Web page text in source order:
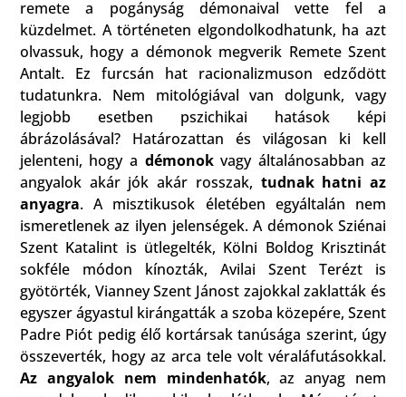
remete a pogányság démonaival vette fel a
küzdelmet. A történeten elgondolkodhatunk, ha azt
olvassuk, hogy a démonok megverik Remete Szent
Antalt. Ez furcsán hat racionalizmuson edződött
tudatunkra. Nem mitológiával van dolgunk, vagy
legjobb esetben pszichikai hatások képi
ábrázolásával? Határozattan és világosan ki kell
jelenteni, hogy a démonokvagy általánosabban az
angyalok akár jók akár rosszak, tudnak hatni az
anyagra. A misztikusok életében egyáltalán nem
ismeretlenek az ilyen jelenségek. A démonok Sziénai
Szent Katalint is ütlegelték, Kölni Boldog Krisztinát
sokféle módon kínozták, Avilai Szent Terézt is
gyötörték, Vianney Szent Jánost zajokkal zaklatták és
egyszer ágyastul kirángatták a szoba közepére, Szent
Padre Piót pedig élő kortársak tanúsága szerint, úgy
összeverték, hogy az arca tele volt véraláfutásokkal.
Az angyalok nem mindenhatók, az anyag nem